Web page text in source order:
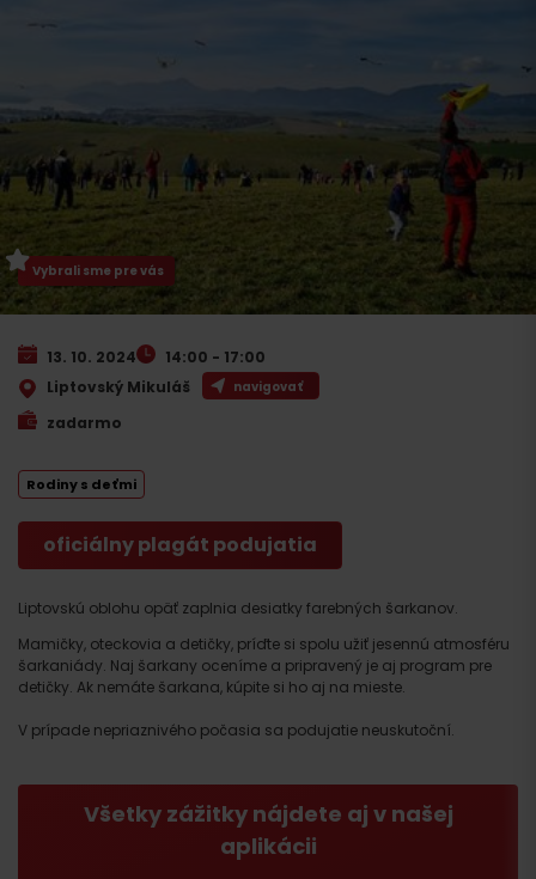
Liptovskú oblohu opäť zaplnia desiatky farebných šarkanov.
Mamičky, oteckovia a detičky, príďte si spolu užiť jesennú atmosféru
šarkaniády. Naj šarkany oceníme a pripravený je aj program pre
detičky. Ak nemáte šarkana, kúpite si ho aj na mieste.
V prípade nepriaznivého počasia sa podujatie neuskutoční.
Všetky zážitky nájdete aj v našej
aplikácii
Vybrali sme pre vás
13. 10. 2024
14:00 - 17:00
Liptovský Mikuláš
navigovať
zadarmo
Rodiny s deťmi
oficiálny plagát podujatia